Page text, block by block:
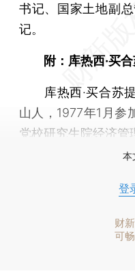
书记、国家土地副
记。
附：库热西·买
库热西·买合苏提
山人，1977年1月参
党校研究生院经济管
本
登
财
可